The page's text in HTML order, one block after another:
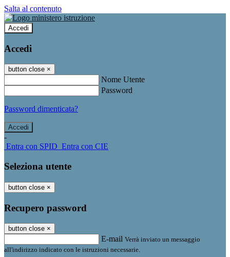
Salta al contenuto
Accedi
Accedi
button close ×
Nome Utente
Password
Password dimenticata?
-
Entra con SPID Entra con CIE
Seleziona utente
button close ×
Recupero password
button close ×
E-mail Verrà inviato un messaggio
all'indirizzo indicato con le istruzioni necessarie.